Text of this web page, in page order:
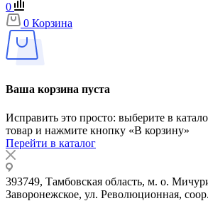
0
0 Корзина
Ваша корзина пуста
Исправить это просто: выберите в
товар и нажмите кнопку «В корзину»
Перейти в каталог
393749, Тамбовская область, м. о.
Заворонежское, ул. Революционная,